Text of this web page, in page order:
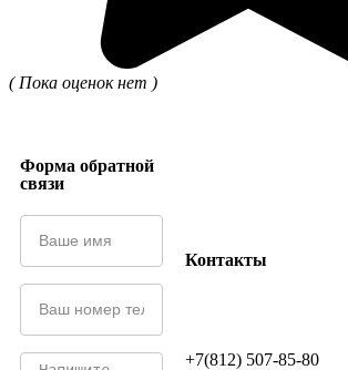
( Пока оценок нет )
Форма обратной
связи
Контакты
+7(812) 507-85-80